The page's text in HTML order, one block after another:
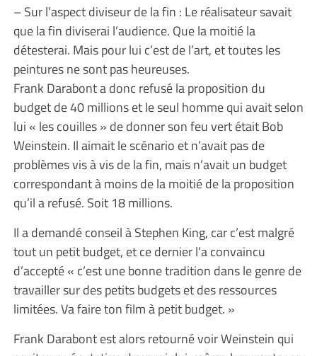
– Sur l’aspect diviseur de la fin : Le réalisateur savait
que la fin diviserai l’audience. Que la moitié la
détesterai. Mais pour lui c’est de l’art, et toutes les
peintures ne sont pas heureuses.
Frank Darabont a donc refusé la proposition du
budget de 40 millions et le seul homme qui avait selon
lui « les couilles » de donner son feu vert était Bob
Weinstein. Il aimait le scénario et n’avait pas de
problèmes vis à vis de la fin, mais n’avait un budget
correspondant à moins de la moitié de la proposition
qu’il a refusé. Soit 18 millions.
Il a demandé conseil à Stephen King, car c’est malgré
tout un petit budget, et ce dernier l’a convaincu
d’accepté « c’est une bonne tradition dans le genre de
travailler sur des petits budgets et des ressources
limitées. Va faire ton film à petit budget. »
Frank Darabont est alors retourné voir Weinstein qui